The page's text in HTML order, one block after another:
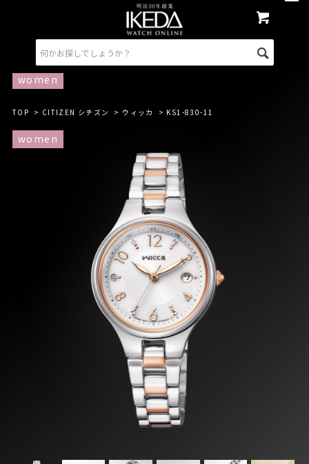
women
TOP > CITIZEN シチズン > ウィッカ > KS1-830-11
women